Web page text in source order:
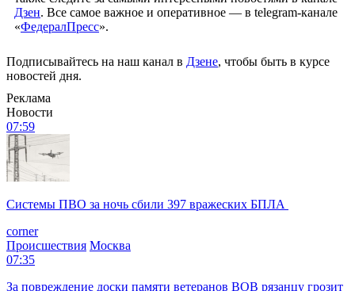
Дзен. Все самое важное и оперативное — в telegram-канале
«ФедералПресс».
Подписывайтесь на наш канал в Дзене, чтобы быть в курсе
новостей дня.
Реклама
Новости
07:59
Системы ПВО за ночь сбили 397 вражеских БПЛА
corner
Происшествия Москва
07:35
За повреждение доски памяти ветеранов ВОВ рязанцу грозит